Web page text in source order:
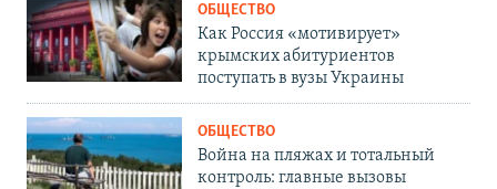
ОБЩЕСТВО
Как Россия «мотивирует»
крымских абитуриентов
поступать в вузы Украины
ОБЩЕСТВО
Война на пляжах и тотальный
контроль: главные вызовы